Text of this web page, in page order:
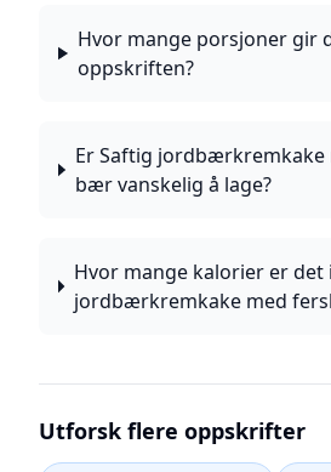
Hvor mange porsjoner gir
oppskriften?
Er Saftig jordbærkremkake
bær vanskelig å lage?
Hvor mange kalorier er det
jordbærkremkake med
Utforsk flere oppskrifter